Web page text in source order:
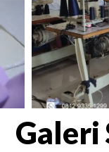
Galeri